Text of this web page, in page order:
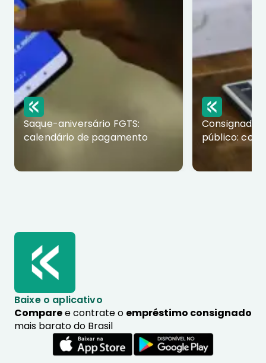
Saque-aniversário FGTS:
calendário de pagamento
Consignado
público:
Baixe o aplicativo
Comparee contrate o empréstimo consignado
mais barato do Brasil